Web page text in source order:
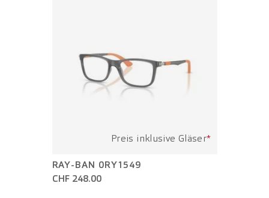
Preis inklusive Gläser*
RAY-BAN 0RY1549
CHF 248.00